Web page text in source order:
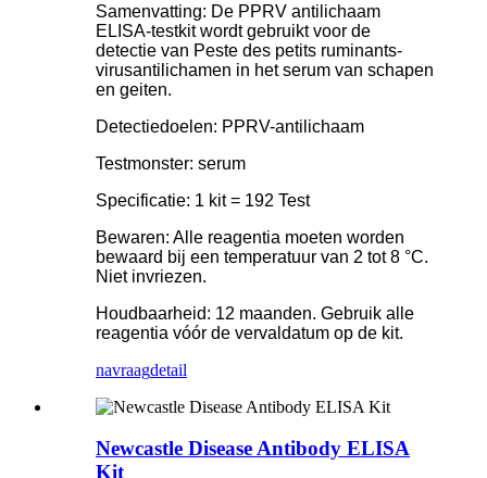
Samenvatting: De PPRV antilichaam
ELISA-testkit wordt gebruikt voor de
detectie van Peste des petits ruminants-
virusantilichamen in het serum van schapen
en geiten.
Detectiedoelen: PPRV-antilichaam
Testmonster: serum
Specificatie: 1 kit = 192 Test
Bewaren: Alle reagentia moeten worden
bewaard bij een temperatuur van 2 tot 8 °C.
Niet invriezen.
Houdbaarheid: 12 maanden. Gebruik alle
reagentia vóór de vervaldatum op de kit.
navraagdetail
Newcastle Disease Antibody ELISA
Kit